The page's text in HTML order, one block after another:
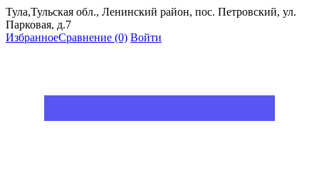
Тула,Тульская обл., Ленинский район, пос. Петровский, ул.
Парковая, д.7
ИзбранноеСравнение (0) Войти